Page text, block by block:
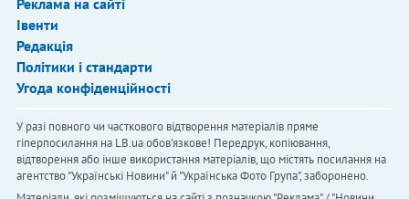
Реклама на сайті
Івенти
Редакція
Політики і стандарти
Угода конфіденційності
У разі повного чи часткового відтворення матеріалів пряме
гіперпосилання на LB.ua обов'язкове! Передрук, копіювання,
відтворення або інше використання матеріалів, що містять посилання на
агентство "Українськi Новини" й "Українська Фото Група", заборонено.